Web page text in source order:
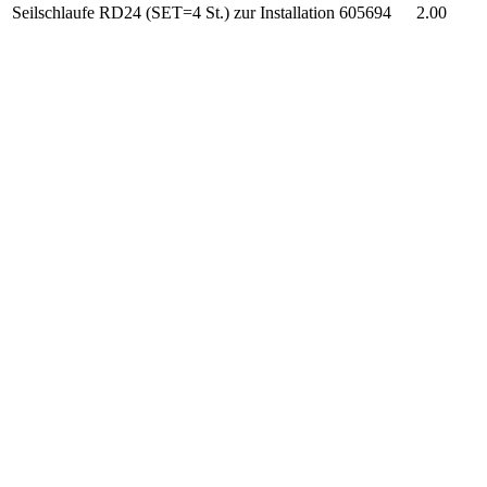
Seilschlaufe RD24 (SET=4 St.) zur Installation 605694 2.00